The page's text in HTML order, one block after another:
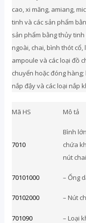
cao, xi măng, amiang,
tinh và các sản phẩm
sản phẩm bằng thủy tinh
ngoài, chai, bình thót cổ,
ampoule và các loại đồ
chuyển hoặc đóng
nắp đậy và các loại nắp
Mã HS Mô tả
7010
Bình
chứa
nút
70101000 – Ống
70102000 – Nút
701090 – Loại